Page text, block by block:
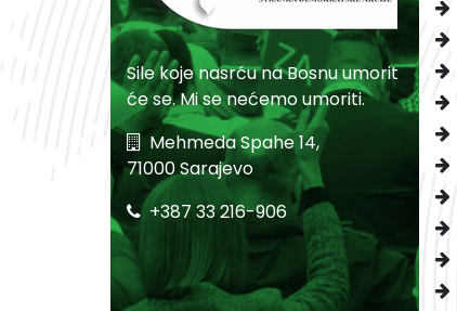
Sile koje nasrću na Bosnu umorit
će se. Mi se nećemo umoriti.
Mehmeda Spahe 14,
71000 Sarajevo
+387 33 216-906